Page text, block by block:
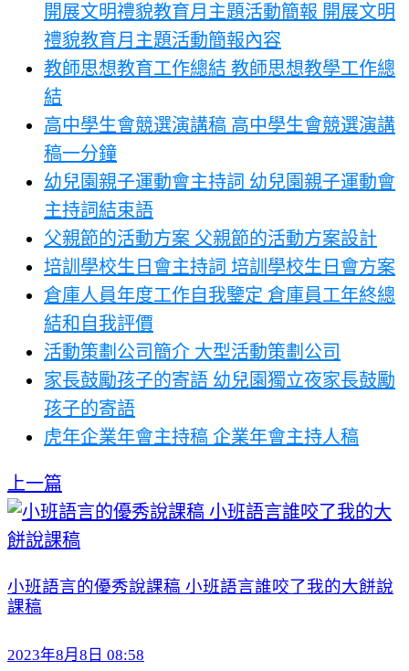
開展文明禮貌教育月主題活動簡報 開展文明
禮貌教育月主題活動簡報內容
教師思想教育工作總結 教師思想教學工作總
結
高中學生會競選演講稿 高中學生會競選演講
稿一分鐘
幼兒園親子運動會主持詞 幼兒園親子運動會
主持詞結束語
父親節的活動方案 父親節的活動方案設計
培訓學校生日會主持詞 培訓學校生日會方案
倉庫人員年度工作自我鑒定 倉庫員工年終總
結和自我評價
活動策劃公司簡介 大型活動策劃公司
家長鼓勵孩子的寄語 幼兒園獨立夜家長鼓勵
孩子的寄語
虎年企業年會主持稿 企業年會主持人稿
上一篇
小班語言的優秀說課稿 小班語言誰咬了我的大餅說
課稿
2023年8月8日 08:58